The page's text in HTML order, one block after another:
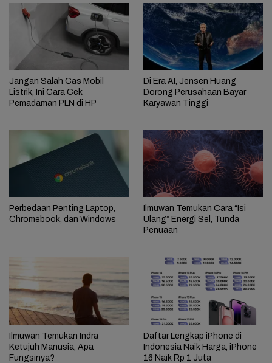
Jangan Salah Cas Mobil
Listrik, Ini Cara Cek
Pemadaman PLN di HP
Di Era AI, Jensen Huang
Dorong Perusahaan Bayar
Karyawan Tinggi
Perbedaan Penting Laptop,
Chromebook, dan Windows
Ilmuwan Temukan Cara “Isi
Ulang” Energi Sel, Tunda
Penuaan
Ilmuwan Temukan Indra
Ketujuh Manusia, Apa
Fungsinya?
Daftar Lengkap iPhone di
Indonesia Naik Harga, iPhone
16 Naik Rp 1 Juta